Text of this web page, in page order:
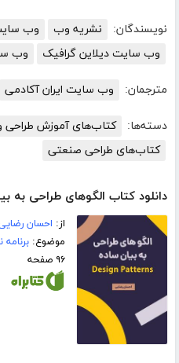
نویسندگان: نشریه وب
وب
وب سایت دیلاین گرافیک
وب
مترجمان: وب سایت ایران آکادمی
دسته‌ها:
کتاب‌های آموزش
کتاب‌های طراحی صنعتی
دانلود کتاب الگوهای طراحی به
از: احسان
موضوع:
۹۶ صفحه